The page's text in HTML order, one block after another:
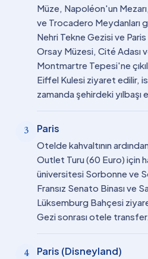
Müze, Napoléon'un
ve Trocadero Meydanları
Nehri Tekne Gezisi ve
Orsay Müzesi, Cité Adası
Montmartre Tepesi'ne
Eiffel Kulesi ziyaret edilir,
zamanda şehirdeki
3 Paris
Otelde kahvaltının
Outlet Turu (60 Euro) için
üniversitesi Sorbonne ve
Fransız Senato Binası ve
Lüksemburg Bahçesi
Gezi sonrası otele
4 Paris (Disneyland)